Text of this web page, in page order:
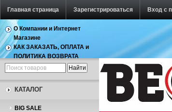
Главная страница Зарегистрироваться Вход с
О Компании и Интернет
Магазине
КАК ЗАКАЗАТЬ, ОПЛАТА и
ПОЛИТИКА ВОЗВРАТА
СКИДКИ
ДОСТАВКА
КАТАЛОГ
BIG SALE